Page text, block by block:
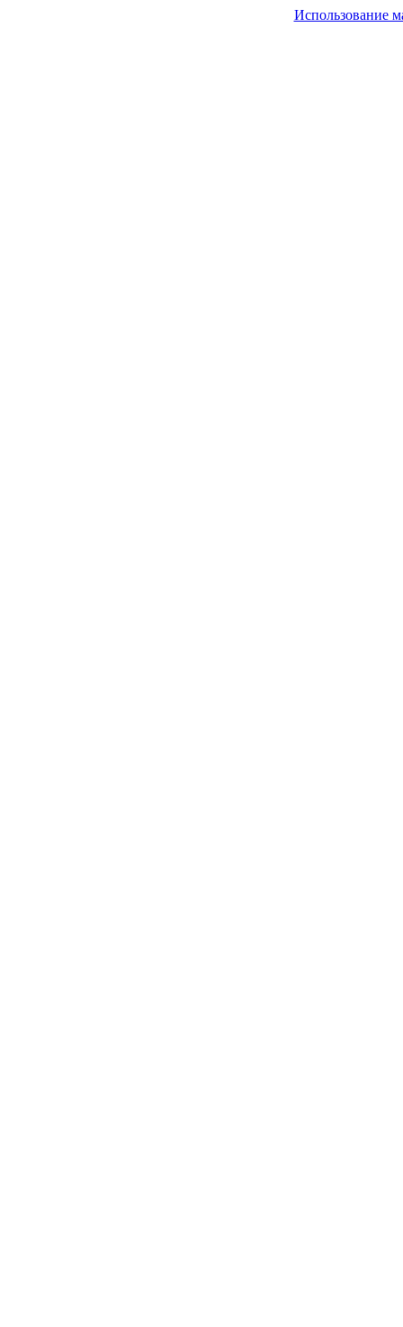
Использование